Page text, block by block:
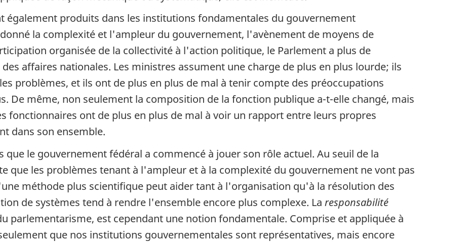
également produits dans les institutions fondamentales du gouvernement
la complexité et l'ampleur du gouvernement, l'avènement de moyens de
organisée de la collectivité à l'action politique, le Parlement a plus de
affaires nationales. Les ministres assument une charge de plus en plus lourde; ils
problèmes, et ils ont de plus en plus de mal à tenir compte des préoccupations
De même, non seulement la composition de la fonction publique a-t-elle changé, mais
fonctionnaires ont de plus en plus de mal à voir un rapport entre leurs propres
dans son ensemble.
le gouvernement fédéral a commencé à jouer son rôle actuel. Au seuil de la
que les problèmes tenant à l'ampleur et à la complexité du gouvernement ne vont pas
méthode plus scientifique peut aider tant à l'organisation qu'à la résolution des
de systèmes tend à rendre l'ensemble encore plus complexe. La responsabilité
parlementarisme, est cependant une notion fondamentale. Comprise et appliquée à
que nos institutions gouvernementales sont représentatives, mais encore